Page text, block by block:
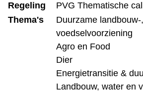
Regeling
PVG Thematische
Thema's
Duurzame
voedselvoorziening
Agro en Food
Dier
Energietransitie &
Landbouw, water en